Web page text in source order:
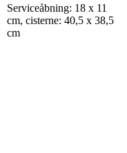
Serviceåbning: 18 x 11
cm, cisterne: 40,5 x 38,5
cm